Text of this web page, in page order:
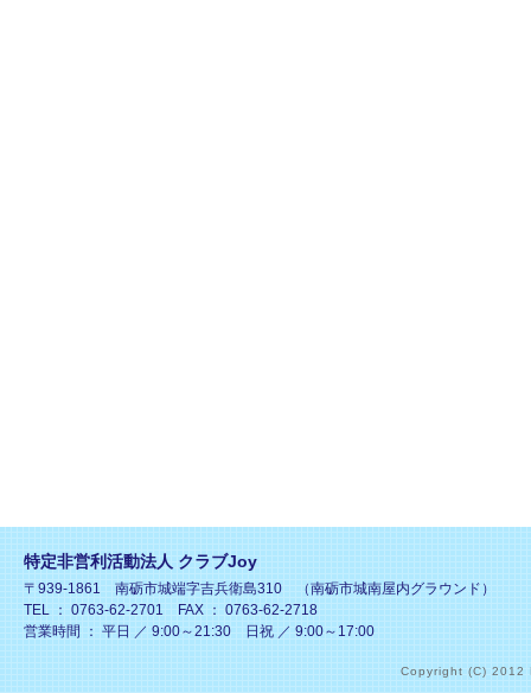
特定非営利活動法人 クラブJoy
〒939-1861 南砺市城端字吉兵衛島310 （南砺市城南屋内グラウンド）
TEL ： 0763-62-2701 FAX ： 0763-62-2718
営業時間 ： 平日 ／ 9:00～21:30 日祝 ／ 9:00～17:00
Copyright (C) 2012